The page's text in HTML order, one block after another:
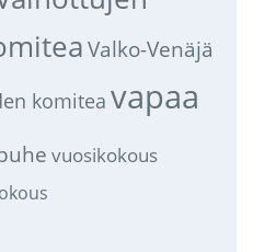
Valko-Venäjä
komitea vapaa
vuosikokous